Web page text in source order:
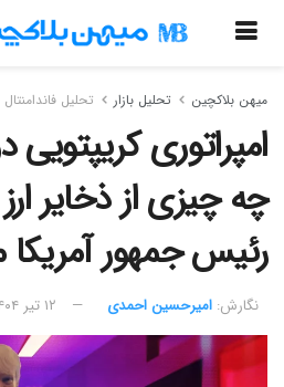
میهن بلاکچین تحلیل بازار تحلیل فاندامنتال
امپراتوری کریپتویی
چه چیزی از ذخایر
رئیس جمهور آمریکا
نگارش:‌ امیرحسین احمدی ۱۲ تیر ۱۴۰۴ - ۱۹:۰۰